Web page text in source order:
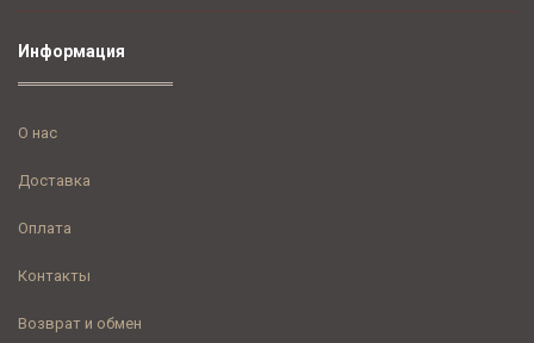
Информация
О нас
Доставка
Оплата
Контакты
Возврат и обмен